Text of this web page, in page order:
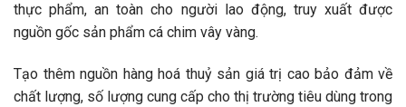
thực phẩm, an toàn cho người lao động, truy xuất được
nguồn gốc sản phẩm cá chim vây vàng.
Tạo thêm nguồn hàng hoá thuỷ sản giá trị cao bảo đảm về
chất lượng, số lượng cung cấp cho thị trường tiêu dùng trong